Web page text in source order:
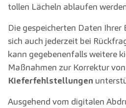
tollen Lächeln ablaufen
Die gespeicherten Daten Ihrer
sich auch jederzeit bei
kann gegebenenfalls weitere
Maßnahmen zur Korrektur von
Kieferfehlstellungen
Ausgehend vom digitalen